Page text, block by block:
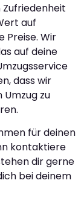
Zufriedenheit
auf
Preise. Wir
auf deine
dass wir
zu
für deinen
kontaktiere
dir gerne
bei deinem